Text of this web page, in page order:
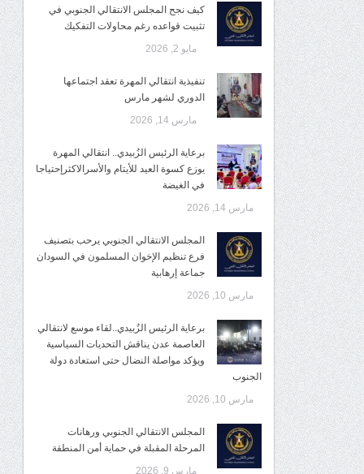
كيف نجح المجلس الانتقالي الجنوبي في
تثبيت قواعده رغم محاولات التفكيك
مايو 2, 2026
تنفيذية انتقالي المهرة تعقد اجتماعها
الدوري لشهر مارس
مارس 14, 2026
برعاية الرئيس الزُبيدي.. انتقالي المهرة
يوزع كسوة العيد للأيتام والأسرالاكثرإحتياجا
في الغيضة
مارس 14, 2026
المجلس الانتقالي الجنوبي يرحب بتصنيف
فرع تنظيم الإخوان المسلمون في السودان
جماعة إرهابية
مارس 10, 2026
برعاية الرئيس الزُبيدي..لقاء موسع لانتقالي
العاصمة عدن يناقش التحديات السياسية
ويؤكد مواصلة النضال حتى استعادة دولة
الجنوب
مارس 10, 2026
المجلس الانتقالي الجنوبي ورهانات
المرحلة المقبلة في حماية أمن المنطقة
مارس 9, 2026